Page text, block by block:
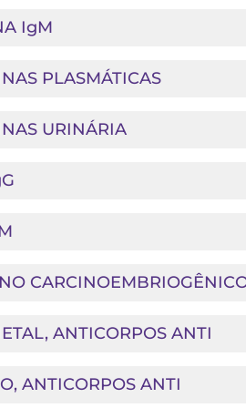
IgM
PLASMÁTICAS
URINÁRIA
ANTICORPOS ANTI
ANTICORPOS ANTI